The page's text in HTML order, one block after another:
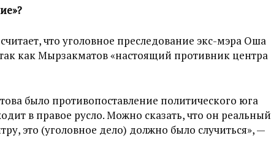
что уголовное преследование экс-мэра Оша
как Мырзакматов «настоящий противник центра
было противопоставление политического юга
в правое русло. Можно сказать, что он реальный
это (уголовное дело) должно было случиться», —